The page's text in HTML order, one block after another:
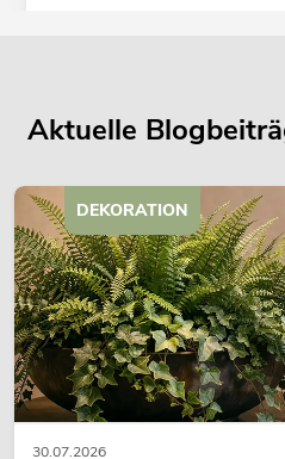
OMNITRONIC DJP-700P Class-D
Verstärker
No. 10451602 Artikel nicht mehr
Aktuelle
30.07.2026
DEKORATION